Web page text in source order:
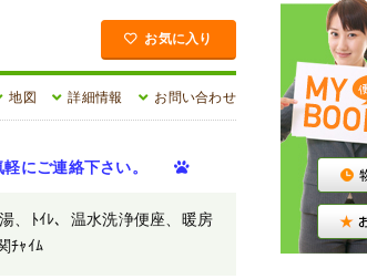
お気に入り
地図 詳細情報 お問い合わせ
軽にご連絡下さい。
、ﾄｲﾚ、温水洗浄便座、暖房
ﾁｬｲﾑ